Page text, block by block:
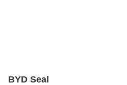
BYD Seal